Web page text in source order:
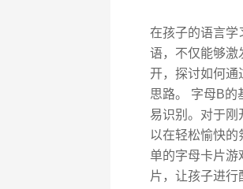
在孩子的语言学
语，不仅能够激
开，探讨如何通
思路。 字母B的
易识别。对于刚
以在轻松愉快的
单的字母卡片
片，让孩子进